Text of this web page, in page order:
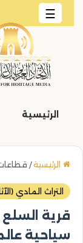
☰
الرئيسية
الرئيسية/
التراث المادي
قرية السلع
سياحية